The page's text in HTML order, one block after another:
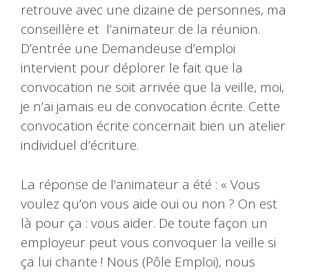
retrouve avec une dizaine de personnes, ma
conseillère et l’animateur de la réunion.
D’entrée une Demandeuse d’emploi
intervient pour déplorer le fait que la
convocation ne soit arrivée que la veille, moi,
je n’ai jamais eu de convocation écrite. Cette
convocation écrite concernait bien un atelier
individuel d’écriture.
La réponse de l’animateur a été : « Vous
voulez qu’on vous aide oui ou non ? On est
là pour ça : vous aider. De toute façon un
employeur peut vous convoquer la veille si
ça lui chante ! Nous (Pôle Emploi), nous